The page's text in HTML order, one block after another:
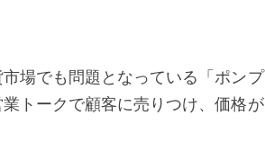
場でも問題となっている「ポンプ
トークで顧客に売りつけ、価格が